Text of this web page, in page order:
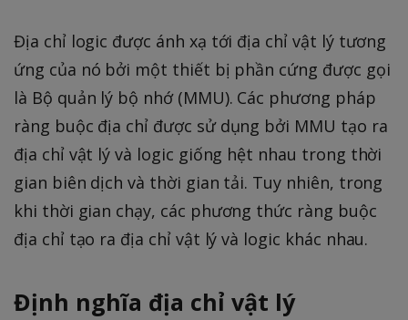
Địa chỉ logic được ánh xạ tới địa chỉ vật lý tương
ứng của nó bởi một thiết bị phần cứng được gọi
là Bộ quản lý bộ nhớ (MMU). Các phương pháp
ràng buộc địa chỉ được sử dụng bởi MMU tạo ra
địa chỉ vật lý và logic giống hệt nhau trong thời
gian biên dịch và thời gian tải. Tuy nhiên, trong
khi thời gian chạy, các phương thức ràng buộc
địa chỉ tạo ra địa chỉ vật lý và logic khác nhau.
Định nghĩa địa chỉ vật lý